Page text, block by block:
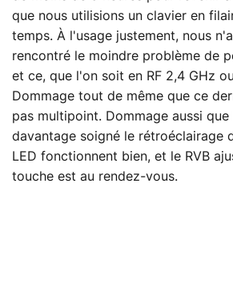
que nous utilisions un clavier en
temps. À l'usage justement, nous
rencontré le moindre problème de
et ce, que l'on soit en RF 2,4 GHz
Dommage tout de même que ce
pas multipoint. Dommage aussi
davantage soigné le rétroéclairage
LED fonctionnent bien, et le RVB
touche est au rendez-vous.